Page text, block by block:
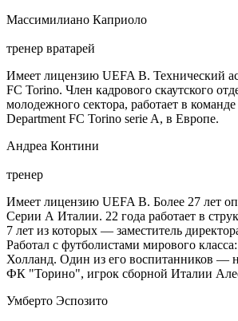
Массимилиано Каприоло
тренер вратарей
Имеет лицензию UEFA B. Технический
FC Torino. Член кадрового скаутского
молодежного сектора, работает в
Department FC Torino serie A, в Европе.
Андреа Контини
тренер
Имеет лицензию UEFA B. Более 27 лет
Серии А Италии. 22 года работает в
7 лет из которых — заместитель
Работал с футболистами мирового
Холланд. Один из его воспитанников —
ФК "Торино", игрок сборной Италии
Умберто Эспозито